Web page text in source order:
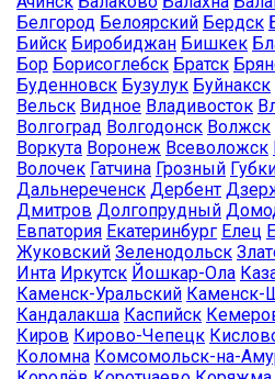
Белгород Белоярский Бердск
Бийск Биробиджан Бишкек
Бор Борисоглебск Братск
Буденновск Бузулук Буйнакск
Вельск Видное Владивосток
Волгоград Волгодонск Волжск
Воркута Воронеж Всеволожск
Волочек Гатчина Грозный
Дальнереченск Дербент
Дмитров Долгопрудный
Евпатория Екатеринбург Елец
Жуковский Зеленодольск
Инта Иркутск Йошкар-Ола
Каменск-Уральский Каменск-
Кандалакша Каспийск
Киров Кирово-Чепецк
Коломна Комсомольск-на-